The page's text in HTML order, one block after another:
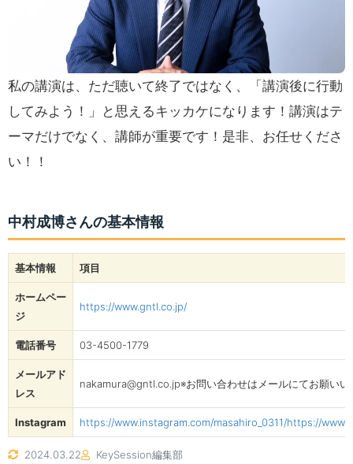
私の講演は、ただ聴いて終了ではなく、「講演後に行動
してみよう！」と思えるキッカケになります！講演はテ
ーマだけでなく、講師が重要です！是非、お任せくださ
い！！
中村成博さんの基本情報
基本情報 項目
ホームペー
ジ
https://www.gntl.co.jp/
電話番号 03-4500-1779
メールアド
レス
nakamura@gntl.co.jp※お問い合わせはメールにてお願いい
Instagram https://www.instagram.com/masahiro_0311/https://
2024.03.22 KeySession編集部